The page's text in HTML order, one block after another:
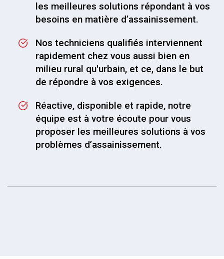
les meilleures solutions répondant à vos
besoins en matière d’assainissement.
Nos techniciens qualifiés interviennent
rapidement chez vous aussi bien en
milieu rural qu'urbain, et ce, dans le but
de répondre à vos exigences.
Réactive, disponible et rapide, notre
équipe est à votre écoute pour vous
proposer les meilleures solutions à vos
problèmes d’assainissement.